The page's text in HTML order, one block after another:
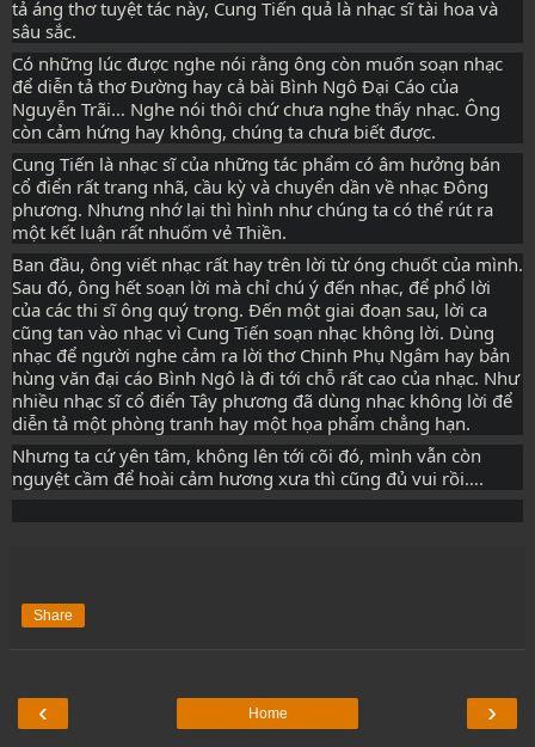
tả áng thơ tuyệt tác này, Cung Tiến quả là nhạc sĩ tài hoa và
sâu sắc.
Có những lúc được nghe nói rằng ông còn muốn soạn nhạc
để diễn tả thơ Đường hay cả bài Bình Ngô Đại Cáo của
Nguyễn Trãi… Nghe nói thôi chứ chưa nghe thấy nhạc. Ông
còn cảm hứng hay không, chúng ta chưa biết được.
Cung Tiến là nhạc sĩ của những tác phẩm có âm hưởng bán
cổ điển rất trang nhã, cầu kỳ và chuyển dần về nhạc Đông
phương. Nhưng nhớ lại thì hình như chúng ta có thể rút ra
một kết luận rất nhuốm vẻ Thiền.
Ban đầu, ông viết nhạc rất hay trên lời từ óng chuốt của mình.
Sau đó, ông hết soạn lời mà chỉ chú ý đến nhạc, để phổ lời
của các thi sĩ ông quý trọng. Đến một giai đoạn sau, lời ca
cũng tan vào nhạc vì Cung Tiến soạn nhạc không lời. Dùng
nhạc để người nghe cảm ra lời thơ Chinh Phụ Ngâm hay bản
hùng văn đại cáo Bình Ngô là đi tới chỗ rất cao của nhạc. Như
nhiều nhạc sĩ cổ điển Tây phương đã dùng nhạc không lời để
diễn tả một phòng tranh hay một họa phẩm chẳng hạn.
Nhưng ta cứ yên tâm, không lên tới cõi đó, mình vẫn còn
nguyệt cầm để hoài cảm hương xưa thì cũng đủ vui rồi….
Share
‹ ›
Home